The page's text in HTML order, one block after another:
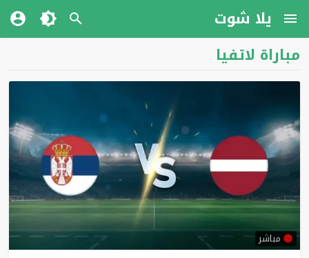
يلا شوت
مباراة لاتفيا
مباشر